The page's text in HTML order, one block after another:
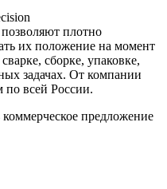
плотно
их положение на момент
сборке, упаковке,
задачах. От компании
всей России.
коммерческое предложение